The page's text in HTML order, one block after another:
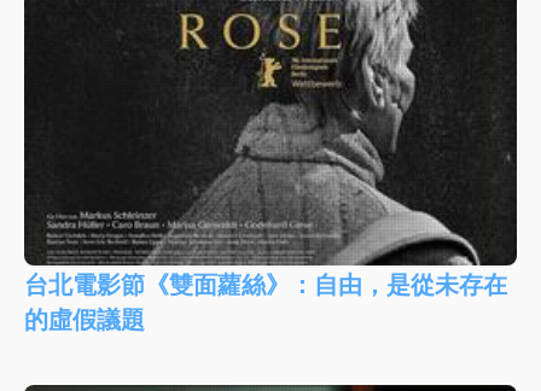
台北電影節《雙面蘿絲》：自由，是從未存在
的虛假議題